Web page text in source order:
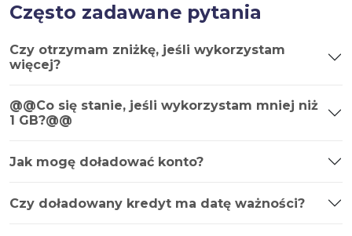
Często zadawane pytania
Czy otrzymam zniżkę, jeśli wykorzystam
więcej?
@@Co się stanie, jeśli wykorzystam mniej niż
1 GB?@@
Jak mogę doładować konto?
Czy doładowany kredyt ma datę ważności?